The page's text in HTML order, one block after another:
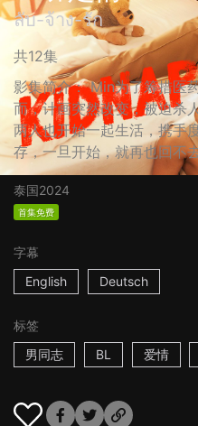
ลับ-จ้าง-รัก
共12集
影集简介： Min为了筹措医
而，计画突然改变，被迫杀
两人也开始一起生活，携
存，一旦开始，就再也回不
泰国2024
首集免费
字幕
English
Deutsch
标签
男同志
BL 爱情